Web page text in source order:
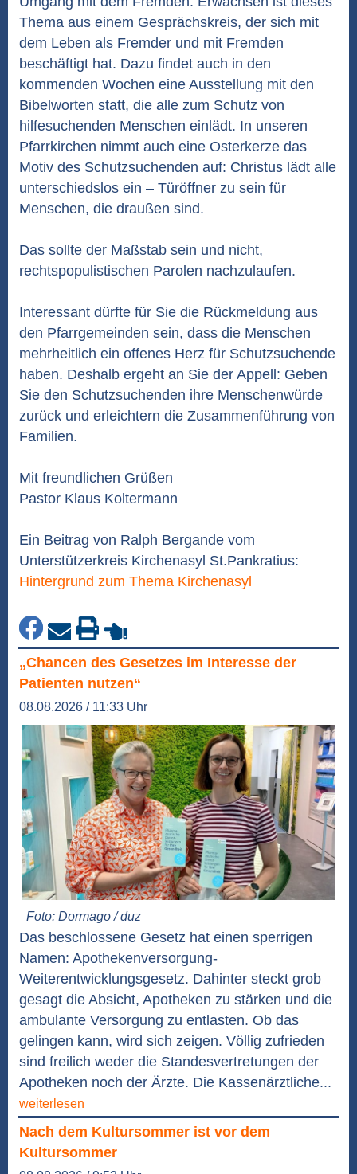
Thema aus einem Gesprächskreis, der sich mit
dem Leben als Fremder und mit Fremden
beschäftigt hat. Dazu findet auch in den
kommenden Wochen eine Ausstellung mit den
Bibelworten statt, die alle zum Schutz von
hilfesuchenden Menschen einlädt. In unseren
Pfarrkirchen nimmt auch eine Osterkerze das
Motiv des Schutzsuchenden auf: Christus lädt alle
unterschiedslos ein – Türöffner zu sein für
Menschen, die draußen sind.
Das sollte der Maßstab sein und nicht,
rechtspopulistischen Parolen nachzulaufen.
Interessant dürfte für Sie die Rückmeldung aus
den Pfarrgemeinden sein, dass die Menschen
mehrheitlich ein offenes Herz für Schutzsuchende
haben. Deshalb ergeht an Sie der Appell: Geben
Sie den Schutzsuchenden ihre Menschenwürde
zurück und erleichtern die Zusammenführung von
Familien.
Mit freundlichen Grüßen
Pastor Klaus Koltermann
Ein Beitrag von Ralph Bergande vom
Unterstützerkreis Kirchenasyl St.Pankratius:
Hintergrund zum Thema Kirchenasyl
„Chancen des Gesetzes im Interesse der
Patienten nutzen“
08.08.2026 / 11:33 Uhr
Foto: Dormago / duz
Das beschlossene Gesetz hat einen sperrigen
Namen: Apothekenversorgung-
Weiterentwicklungsgesetz. Dahinter steckt grob
gesagt die Absicht, Apotheken zu stärken und die
ambulante Versorgung zu entlasten. Ob das
gelingen kann, wird sich zeigen. Völlig zufrieden
sind freilich weder die Standesvertretungen der
Apotheken noch der Ärzte. Die Kassenärztliche...
weiterlesen
Nach dem Kultursommer ist vor dem
Kultursommer